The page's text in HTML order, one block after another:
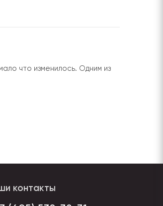
что изменилось. Одним из
контакты